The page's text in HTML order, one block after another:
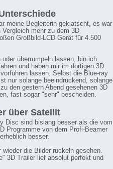
meine Begleiterin geklatscht, es war
mehr zu dem 3D
Großbild-LCD Gerät für 4.500
überrumpeln lassen, bin ich
und haben mir im dortigen 3D
lassen. Selbst die Blue-ray
nur solange beeindruckend, solange
den gestern Abend gesehenen 3D
fast sogar "sehr" bescheiden.
über Satellit
Disc sind bislang besser als die vom
Programme von dem Profi-Beamer
besser.
die Bilder ruckeln gesehen.
3D Trailer lief absolut perfekt und